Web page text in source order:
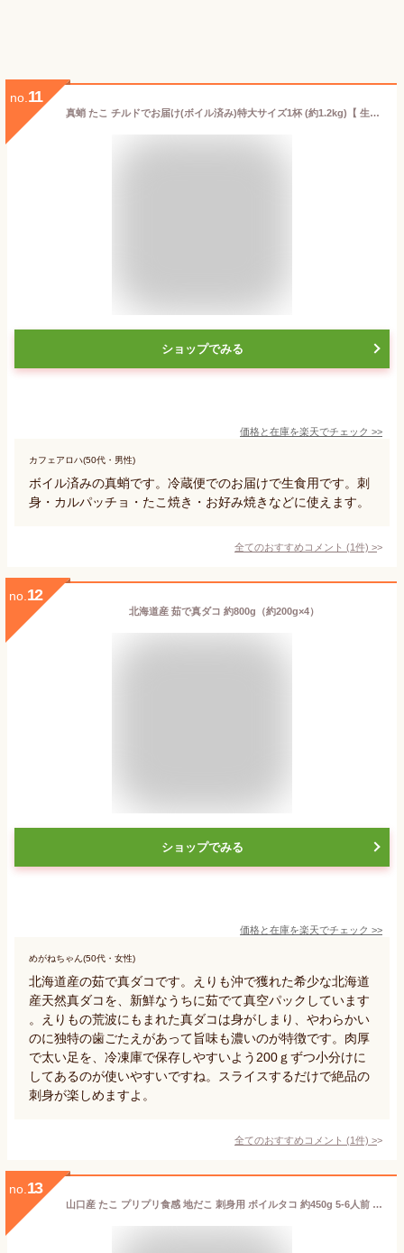
no. 11
真蛸 たこ チルドでお届け(ボイル済み)特大サイズ1杯 (約1.2kg)【 生食用・刺身・カルパッチョ・サラダ・おでん 】色々な料理にお使いいただけます【冷蔵便】
ショップでみる
価格と在庫を楽天でチェック >>
カフェアロハ(50代・男性)
ボイル済みの真蛸です。冷蔵便でのお届けで生食用です。刺
身・カルパッチョ・たこ焼き・お好み焼きなどに使えます。
全てのおすすめコメント (1件) >
no. 12
北海道産 茹で真ダコ 約800g（約200g×4）
ショップでみる
価格と在庫を楽天でチェック >>
めがねちゃん(50代・女性)
北海道産の茹で真ダコです。えりも沖で獲れた希少な北海道
産天然真ダコを、新鮮なうちに茹でて真空パックしています
。えりもの荒波にもまれた真ダコは身がしまり、やわらかい
のに独特の歯ごたえがあって旨味も濃いのが特徴です。肉厚
で太い足を、冷凍庫で保存しやすいよう200ｇずつ小分けに
してあるのが使いやすいですね。スライスするだけで絶品の
刺身が楽しめますよ。
全てのおすすめコメント (1件) >
no. 13
山口産 たこ プリプリ食感 地だこ 刺身用 ボイルタコ 約450g 5-6人前 刺身 冷凍 ゆでたこ 塩ゆで 海鮮 タコ 足 地ダコ マダコ 国内産 急速冷凍 凍眠 魚 ギフト タコ 夏が旬